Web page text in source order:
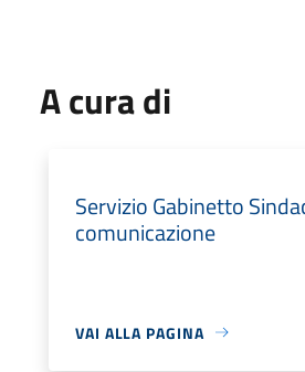
A cura di
Servizio Gabinetto
comunicazione
VAI ALLA PAGINA